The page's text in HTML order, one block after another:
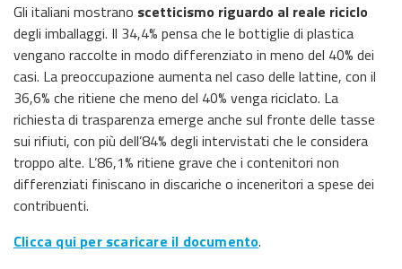
Gli italiani mostrano scetticismo riguardo al reale riciclo
degli imballaggi. Il 34,4% pensa che le bottiglie di plastica
vengano raccolte in modo differenziato in meno del 40% dei
casi. La preoccupazione aumenta nel caso delle lattine, con il
36,6% che ritiene che meno del 40% venga riciclato. La
richiesta di trasparenza emerge anche sul fronte delle tasse
sui rifiuti, con più dell’84% degli intervistati che le considera
troppo alte. L’86,1% ritiene grave che i contenitori non
differenziati finiscano in discariche o inceneritori a spese dei
contribuenti.
Clicca qui per scaricare il documento.